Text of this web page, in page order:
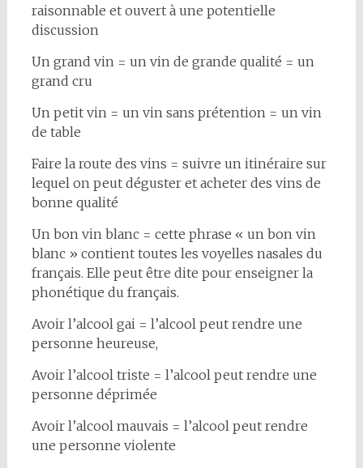
raisonnable et ouvert à une potentielle
discussion
Un grand vin = un vin de grande qualité = un
grand cru
Un petit vin = un vin sans prétention = un vin
de table
Faire la route des vins = suivre un itinéraire sur
lequel on peut déguster et acheter des vins de
bonne qualité
Un bon vin blanc = cette phrase « un bon vin
blanc » contient toutes les voyelles nasales du
français. Elle peut être dite pour enseigner la
phonétique du français.
Avoir l’alcool gai = l’alcool peut rendre une
personne heureuse,
Avoir l’alcool triste = l’alcool peut rendre une
personne déprimée
Avoir l’alcool mauvais = l’alcool peut rendre
une personne violente